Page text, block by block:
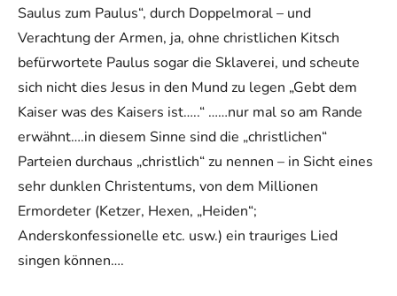
Saulus zum Paulus“, durch Doppelmoral – und
Verachtung der Armen, ja, ohne christlichen Kitsch
befürwortete Paulus sogar die Sklaverei, und scheute
sich nicht dies Jesus in den Mund zu legen „Gebt dem
Kaiser was des Kaisers ist…..“ ……nur mal so am Rande
erwähnt….in diesem Sinne sind die „christlichen“
Parteien durchaus „christlich“ zu nennen – in Sicht eines
sehr dunklen Christentums, von dem Millionen
Ermordeter (Ketzer, Hexen, „Heiden“;
Anderskonfessionelle etc. usw.) ein trauriges Lied
singen können….